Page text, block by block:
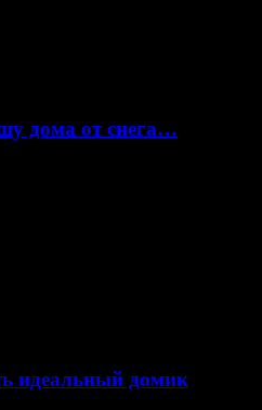
дома от снега…
идеальный домик